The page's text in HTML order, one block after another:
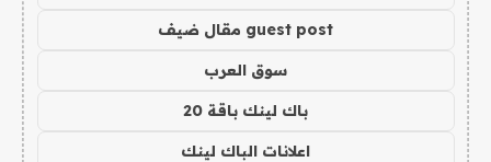
guest post مقال ضيف
سوق العرب
باك لينك باقة 20
اعلانات الباك لينك